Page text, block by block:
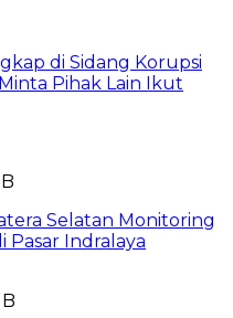
di Sidang Korupsi
Pihak Lain Ikut
Selatan Monitoring
Pasar Indralaya